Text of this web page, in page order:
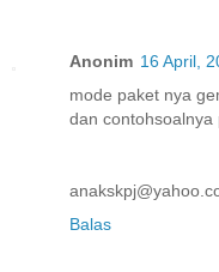
Anonim 16 April,
mode paket nya
dan contohsoalnya
Balas